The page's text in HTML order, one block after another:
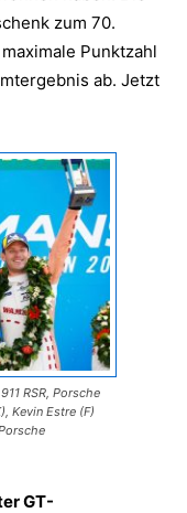
zum 70.
Punktzahl
ab. Jetzt
RSR, Porsche
Kevin Estre (F)
GT-